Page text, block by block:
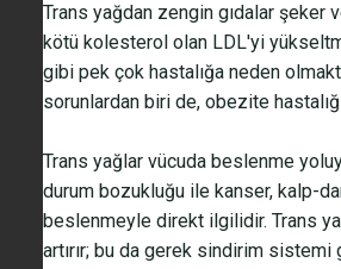
Trans yağdan zengin gıdalar şeker
kötü kolesterol olan LDL'yi
gibi pek çok hastalığa neden
sorunlardan biri de, obezite
Trans yağlar vücuda beslenme
durum bozukluğu ile kanser, kalp-
beslenmeyle direkt ilgilidir. Trans
artırır; bu da gerek sindirim